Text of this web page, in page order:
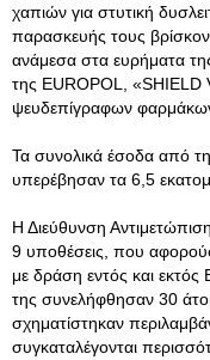
χαπιών για στυτική
παρασκευής τους
ανάμεσα στα ευρήματα
της EUROPOL, «SHIELD
ψευδεπίγραφων
Τα συνολικά έσοδα από
υπερέβησαν τα 6,5
Η Διεύθυνση
9 υποθέσεις, που
με δράση εντός και εκτός
της συνελήφθησαν 30
σχηματίστηκαν
συγκαταλέγονται